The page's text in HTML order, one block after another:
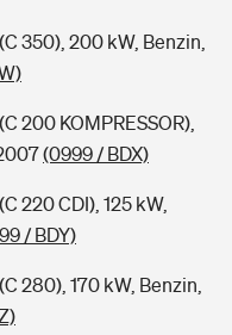
350), 200 kW, Benzin,
200 KOMPRESSOR),
(0999 / BDX)
220 CDI), 125 kW,
/ BDY)
280), 170 kW, Benzin,